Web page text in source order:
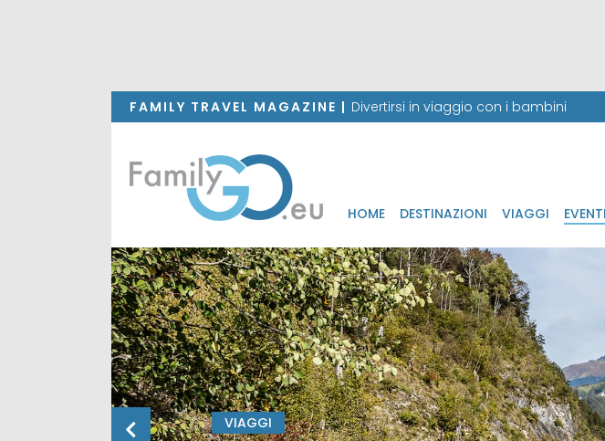
FAMILY TRAVEL MAGAZINE | Divertirsi in viaggio con i bambini
HOME DESTINAZIONI VIAGGI EVENTI
VIAGGI